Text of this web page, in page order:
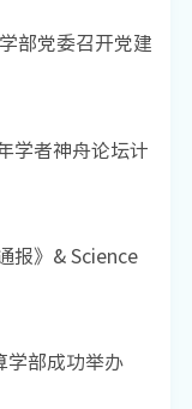
部党委召开党建
学者神舟论坛计
报》& Science
部成功举办